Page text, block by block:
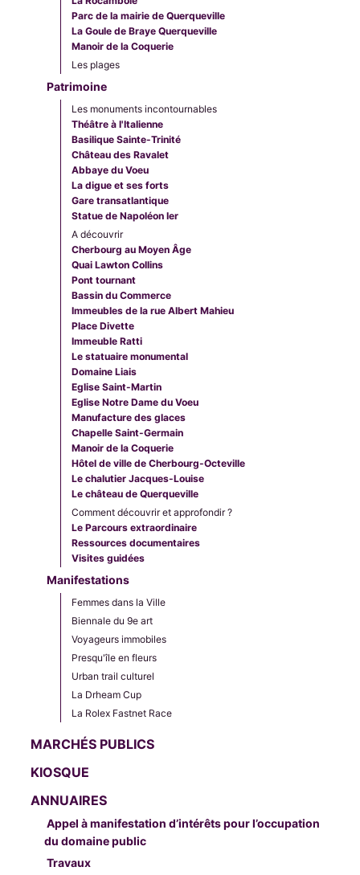
Parc de la mairie de Querqueville
La Goule de Braye Querqueville
Manoir de la Coquerie
Les plages
Patrimoine
Les monuments incontournables
Théâtre à l'Italienne
Basilique Sainte-Trinité
Château des Ravalet
Abbaye du Voeu
La digue et ses forts
Gare transatlantique
Statue de Napoléon Ier
A découvrir
Cherbourg au Moyen Âge
Quai Lawton Collins
Pont tournant
Bassin du Commerce
Immeubles de la rue Albert Mahieu
Place Divette
Immeuble Ratti
Le statuaire monumental
Domaine Liais
Eglise Saint-Martin
Eglise Notre Dame du Voeu
Manufacture des glaces
Chapelle Saint-Germain
Manoir de la Coquerie
Hôtel de ville de Cherbourg-Octeville
Le chalutier Jacques-Louise
Le château de Querqueville
Comment découvrir et approfondir ?
Le Parcours extraordinaire
Ressources documentaires
Visites guidées
Manifestations
Femmes dans la Ville
Biennale du 9e art
Voyageurs immobiles
Presqu'île en fleurs
Urban trail culturel
La Drheam Cup
La Rolex Fastnet Race
MARCHÉS PUBLICS
KIOSQUE
ANNUAIRES
Appel à manifestation d’intérêts pour l’occupation
du domaine public
Travaux